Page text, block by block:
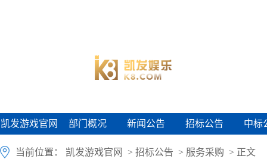
凯发游戏官网
凯发游戏官网 部门概况
部门概况 新闻公告
新闻公告 招标公告
招标公告 中标
中标
当前位置： 凯发游戏官网 > 招标公告 > 服务采购 > 正文